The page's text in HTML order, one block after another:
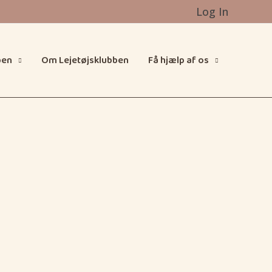
Log In
Om Lejetøjsklubben Få hjælp af os